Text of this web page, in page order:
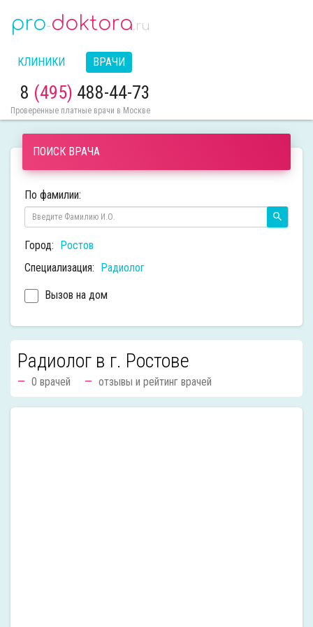
pro-doktora.ru
КЛИНИКИ ВРАЧИ
8 (495) 488-44-73
Проверенные платные врачи в Москве
ПОИСК ВРАЧА
По фамилии:
Город: Ростов
Специализация: Радиолог
Вызов на дом
Радиолог в г. Ростове
0 врачей отзывы и рейтинг врачей